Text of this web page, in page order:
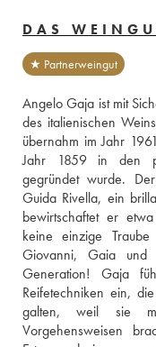
DAS
★ Partnerweingut
Angelo Gaja ist mit
des italienischen
übernahm im Jahr
Jahr 1859 in den
gegründet wurde.
Guida Rivella, ein
bewirtschaftet er
keine einzige
Giovanni, Gaia und
Generation! Gaja
Reifetechniken ein,
galten, weil sie
Vorgehensweisen